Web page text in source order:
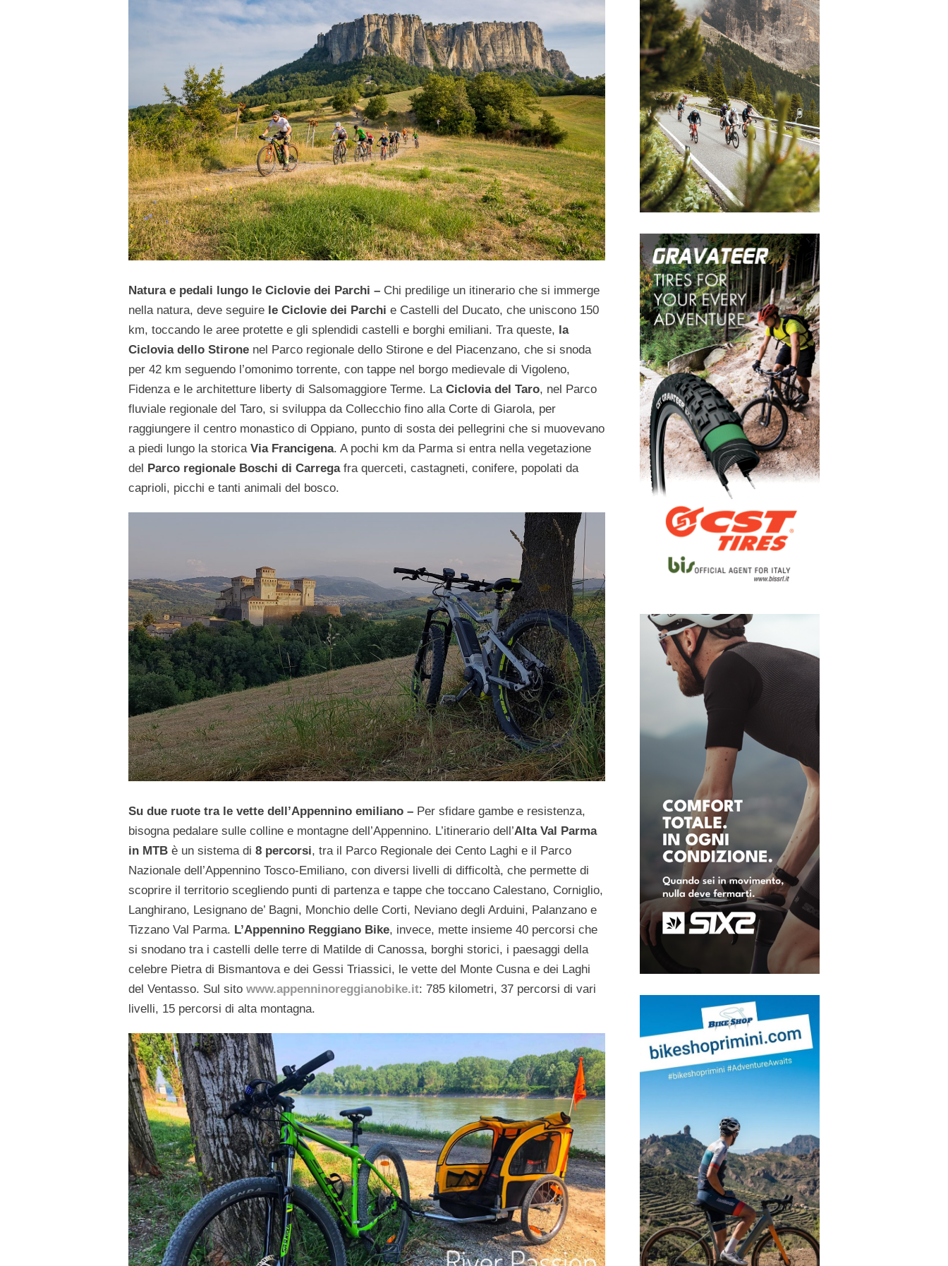
Natura e pedali lungo le Ciclovie dei Parchi – Chi predilige un itinerario che si immerge
nella natura, deve seguire le Ciclovie dei Parchi e Castelli del Ducato, che uniscono 150
km, toccando le aree protette e gli splendidi castelli e borghi emiliani. Tra queste, la
Ciclovia dello Stirone nel Parco regionale dello Stirone e del Piacenzano, che si snoda
per 42 km seguendo l’omonimo torrente, con tappe nel borgo medievale di Vigoleno,
Fidenza e le architetture liberty di Salsomaggiore Terme. LaCiclovia del Taro, nel Parco
fluviale regionale del Taro, si sviluppa da Collecchio fino alla Corte di Giarola, per
raggiungere il centro monastico di Oppiano, punto di sosta dei pellegrini che si muovevano
a piedi lungo la storica Via Francigena. A pochi km da Parma si entra nella vegetazione
del
Parco regionale Boschi di Carregafra querceti, castagneti, conifere, popolati da
caprioli, picchi e tanti animali del bosco.
Su due ruote tra le vette dell’Appennino emiliano – Per sfidare gambe e resistenza,
bisogna pedalare sulle colline e montagne dell’Appennino. L’itinerario dell’Alta Val Parma
in MTB è un sistema di 8 percorsi, tra il Parco Regionale dei Cento Laghi e il Parco
Nazionale dell’Appennino Tosco-Emiliano, con diversi livelli di difficoltà, che permette di
scoprire il territorio scegliendo punti di partenza e tappe che toccano Calestano, Corniglio,
Langhirano, Lesignano de’ Bagni, Monchio delle Corti, Neviano degli Arduini, Palanzano e
Tizzano Val Parma. L’Appennino Reggiano Bike, invece, mette insieme 40 percorsi che
si snodano tra i castelli delle terre di Matilde di Canossa, borghi storici, i paesaggi della
celebre Pietra di Bismantova e dei Gessi Triassici, le vette del Monte Cusna e dei Laghi
del Ventasso. Sul sito www.appenninoreggianobike.it: 785 kilometri, 37 percorsi di vari
livelli, 15 percorsi di alta montagna.